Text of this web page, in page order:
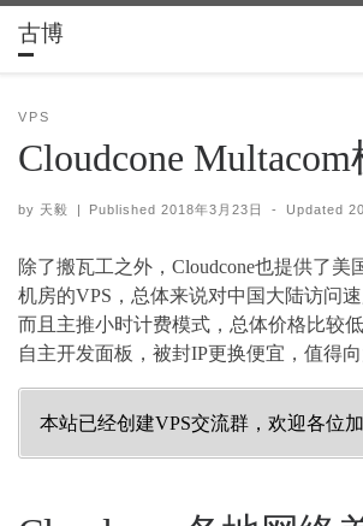
Skip to content
古博
VPS
Cloudcone
by 天毅 Published2018年3月23日 - Updated
除了搬瓦工之外，Cloudcone也提供了美
机房的VPS，总体来说对中国大陆访问速
而且主推小时计费模式，总体价格比较
自主开发面板，被封IP更换便宜，值得向
本站已经创建VPS交流群，欢迎各位加